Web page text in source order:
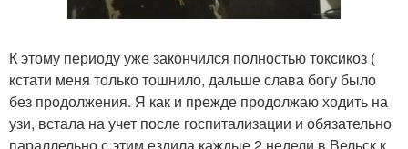
К этому периоду уже закончился полностью токсикоз (
кстати меня только тошнило, дальше слава богу было
без продолжения. Я как и прежде продолжаю ходить на
узи, встала на учет после госпитализации и обязательно